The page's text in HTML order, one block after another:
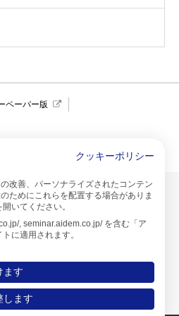
ペーパー版
クッキーポリシー
改善、パーソナライズされたコンテン
ためにこれらを配置する場合がありま
いてください。
, seminar.aidem.co.jp/ を含む「ア
に適用されます。
ます
します